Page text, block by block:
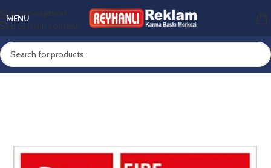
Skip to navigation
Skip to main content
MENU